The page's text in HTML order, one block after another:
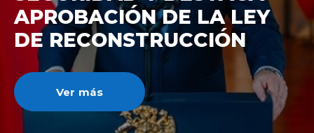
DE RECONSTRUCCIÓ
NACIONAL
Ver más